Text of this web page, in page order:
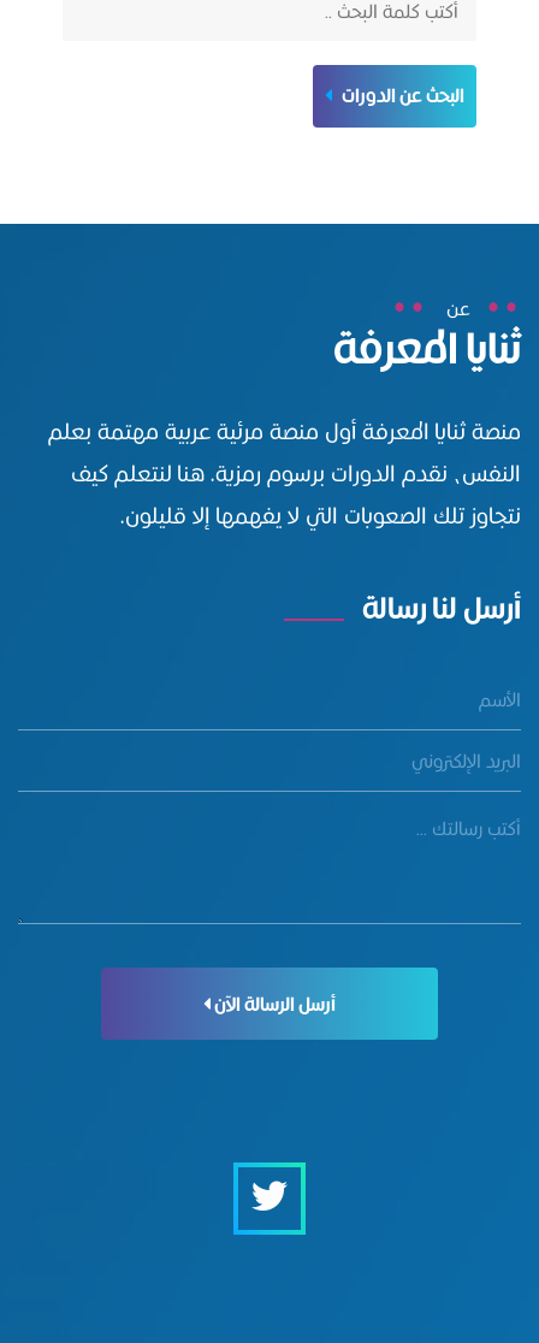
البحث عن الدورات
عن
ثنايا المعرفة
منصة ثنايا المعرفة أول منصة مرئية عربية مهتمة بعلم
النفس، نقدم الدورات برسوم رمزية. هنا لنتعلم كيف
نتجاوز تلك الصعوبات التي لا يفهمها إلا قليلون.
أرسل لنا رسالة
أرسل الرسالة الآن